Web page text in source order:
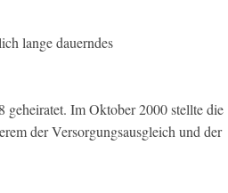
lange dauerndes
geheiratet. Im Oktober 2000 stellte die
der Versorgungsausgleich und der